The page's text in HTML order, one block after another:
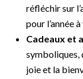
réfléchir sur
pour l’année
Cadeaux et
symboliques,
joie et la